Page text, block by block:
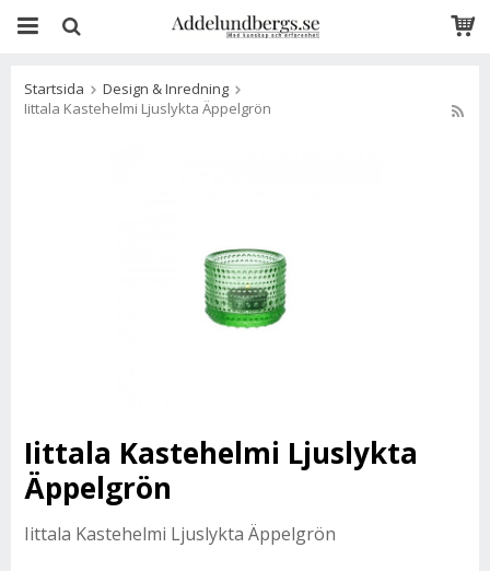
Startsida
Design & Inredning
Iittala Kastehelmi Ljuslykta Äppelgrön
Iittala Kastehelmi Ljuslykta
Äppelgrön
Iittala Kastehelmi Ljuslykta Äppelgrön